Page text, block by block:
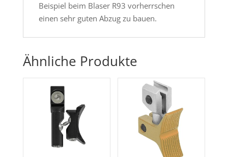
Beispiel beim Blaser R93 vorherrschen
einen sehr guten Abzug zu bauen.
Ähnliche Produkte